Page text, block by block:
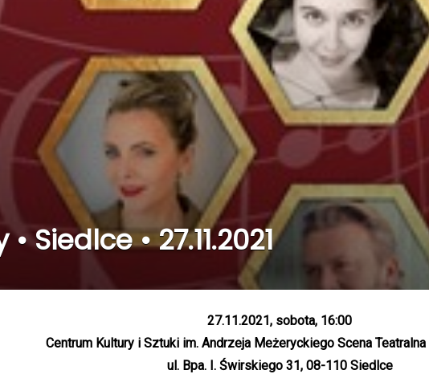
Siedlce • 27.11.2021
27.11.2021, sobota, 16:00
Centrum Kultury i Sztuki im. Andrzeja Meżeryckiego Scena
ul. Bpa. I. Świrskiego 31, 08-110 Siedlce